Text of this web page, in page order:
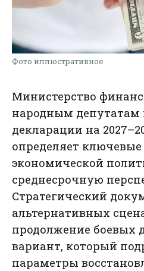
Фото иллюстративное
Министерство
народным депутатам
декларации на
определяет
экономической
среднесрочную
Стратегический
альтернативных
продолжение боевых
вариант, который
параметры